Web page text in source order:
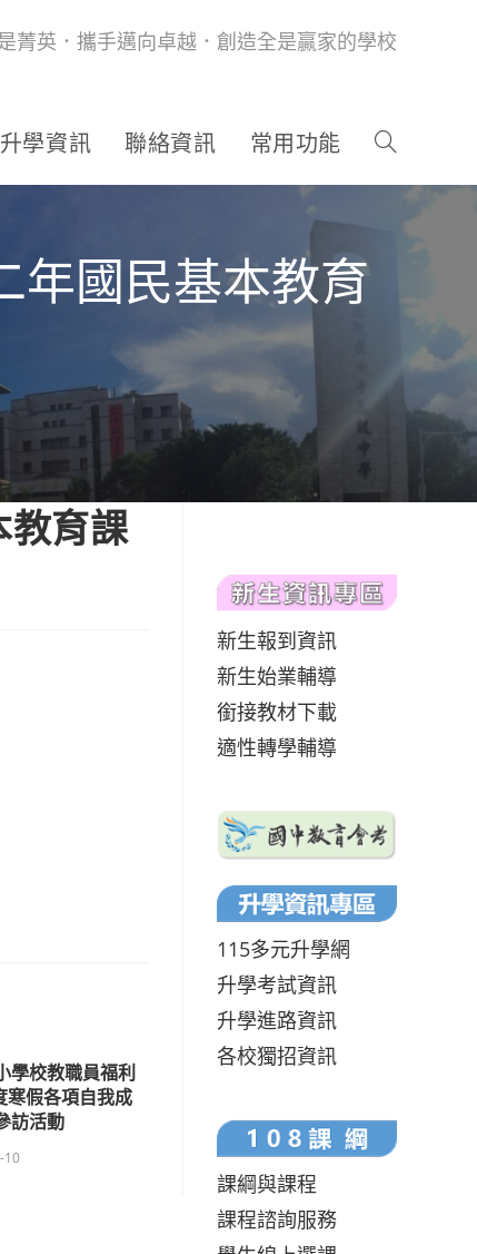
菁英．攜手邁向卓越．創造全是贏家的學校
升學資訊 聯絡資訊 常用功能
年國民基本教育
教育課
學校教職員福利
寒假各項自我成
訪活動
10
新生報到資訊
新生始業輔導
銜接教材下載
適性轉學輔導
115多元升學網
升學考試資訊
升學進路資訊
各校獨招資訊
課綱與課程
課程諮詢服務